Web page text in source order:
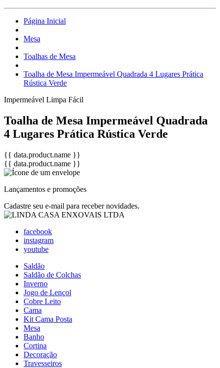
Página Inicial
Mesa
Toalhas de Mesa
Toalha de Mesa Impermeável Quadrada 4 Lugares Prática
Rústica Verde
Impermeável Limpa Fácil
Toalha de Mesa Impermeável Quadrada
4 Lugares Prática Rústica Verde
{{ data.product.name }}
{{ data.product.name }}
Lançamentos e promoções
Cadastre seu e-mail para receber novidades.
facebook
instagram
youtube
Saldão
Saldão de Colchas
Inverno
Jogo de Lençol
Cobre Leito
Cama
Kit Cama Posta
Mesa
Banho
Cortina
Decoração
Travesseiros